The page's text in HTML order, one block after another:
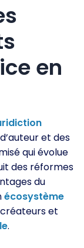
en
et des
qui évolue
des réformes
du
écosystème
et
.